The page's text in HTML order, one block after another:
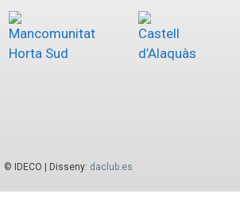
© IDECO | Disseny: daclub.es